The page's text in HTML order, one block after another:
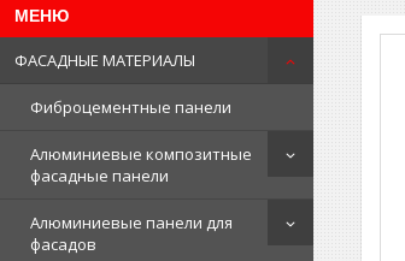
ФАСАДНЫЕ МАТЕРИАЛЫ
Фиброцементные панели
Алюминиевые композитные
фасадные панели
Алюминиевые панели для
фасадов